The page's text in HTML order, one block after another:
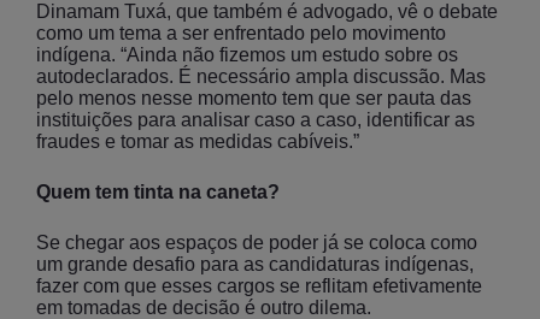
Dinamam Tuxá, que também é advogado, vê o debate
como um tema a ser enfrentado pelo movimento
indígena. “Ainda não fizemos um estudo sobre os
autodeclarados. É necessário ampla discussão. Mas
pelo menos nesse momento tem que ser pauta das
instituições para analisar caso a caso, identificar as
fraudes e tomar as medidas cabíveis.”
Quem tem tinta na caneta?
Se chegar aos espaços de poder já se coloca como
um grande desafio para as candidaturas indígenas,
fazer com que esses cargos se reflitam efetivamente
em tomadas de decisão é outro dilema.